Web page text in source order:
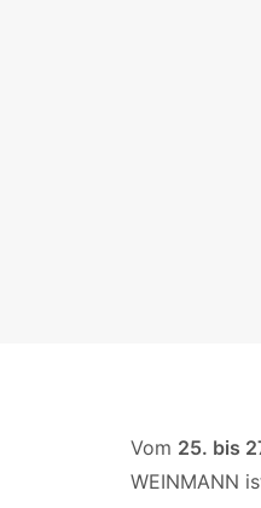
Vom 25. bis
WEINMANN